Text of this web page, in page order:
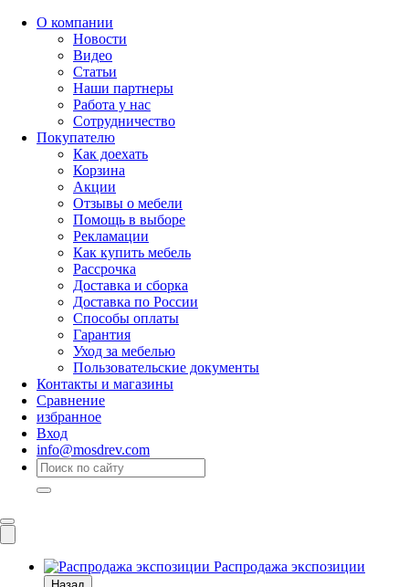
О компании
Новости
Видео
Статьи
Наши партнеры
Работа у нас
Сотрудничество
Покупателю
Как доехать
Корзина
Акции
Отзывы о мебели
Помощь в выборе
Рекламации
Как купить мебель
Рассрочка
Доставка и сборка
Доставка по России
Способы оплаты
Гарантия
Уход за мебелью
Пользовательские документы
Контакты и магазины
Сравнение
избранное
Вход
info@mosdrev.com
Распродажа экспозиции